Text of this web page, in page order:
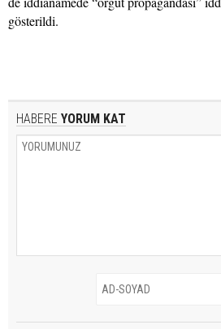
gösterildi.
HABERE YORUM KAT